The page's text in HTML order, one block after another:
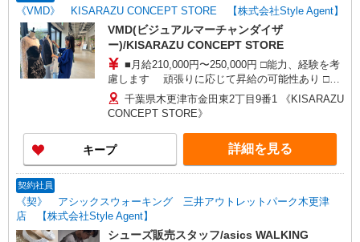
《VMD》 KISARAZU CONCEPT STORE 【株式会社Style Agent】
VMD(ビジュアルマーチャンダイザ
ー)/KISARAZU CONCEPT STORE
■月給210,000円〜250,000円 □能力、経験を考
慮します 頑張りに応じて昇給の可能性あり □別
途交通費全額支給 □役職任用時、各種手当あり
千葉県木更津市金田東2丁目9番1 《KISARAZU
CONCEPT STORE》
キープ 詳細を見る
契約社員
《契》 アシックスウォーキング 三井アウトレットパーク木更津
店 【株式会社Style Agent】
シューズ販売スタッフ/asics WALKING